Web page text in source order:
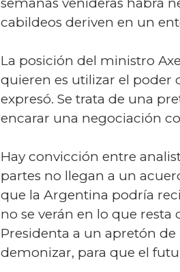
cabildeos deriven en un
La posición del ministro
quieren es utilizar el poder
expresó. Se trata de una
encarar una negociación
Hay convicción entre
partes no llegan a un
que la Argentina podría
no se verán en lo que
Presidenta a un apretón
demonizar, para que el